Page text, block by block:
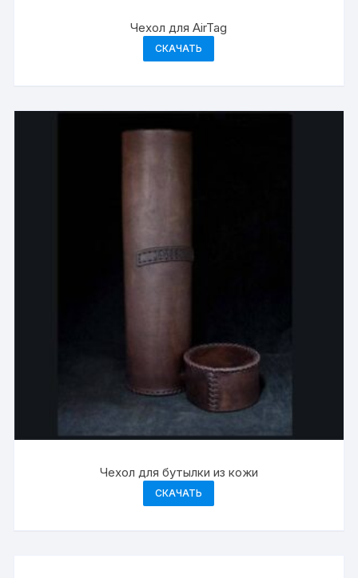
Чехол для AirTag
СКАЧАТЬ
Чехол для бутылки из кожи
СКАЧАТЬ